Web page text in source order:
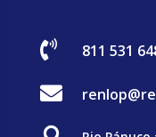
 811 531
